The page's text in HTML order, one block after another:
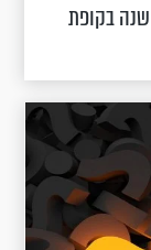
בקופת